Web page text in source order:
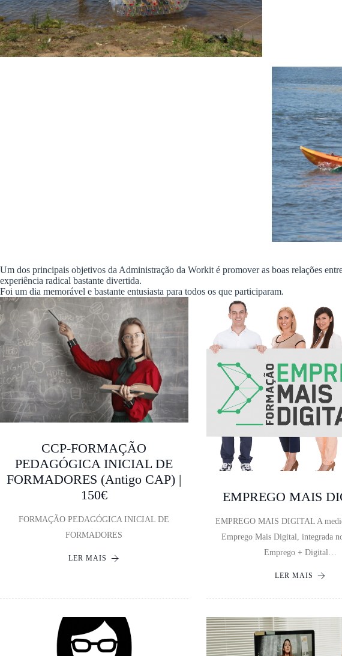
Um dos principais objetivos da Administração da Workit é promover as boas relações
experiência radical bastante divertida.
Foi um dia memorável e bastante entusiasta para todos os que participaram.
CCP-FORMAÇÃO
PEDAGÓGICA INICIAL DE
FORMADORES (antigo CAP) |
150€
FORMAÇÃO PEDAGÓGICA INICIAL DE
FORMADORES
LER MAIS
EMPREGO MAIS
EMPREGO MAIS DIGITAL A
Emprego Mais Digital, integrada
Emprego + Digital…
LER MAIS